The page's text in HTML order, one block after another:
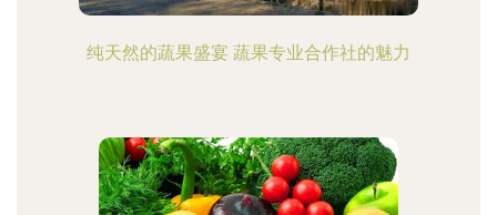
纯天然的蔬果盛宴 蔬果专业合作社的魅力